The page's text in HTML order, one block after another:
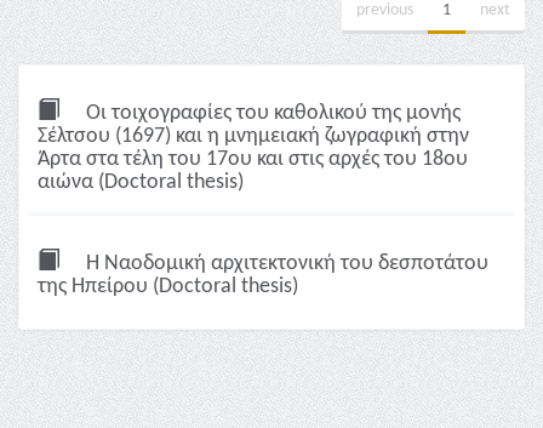
previous 1 next
Οι τοιχογραφίες του καθολικού της μονής
Σέλτσου (1697) και η μνημειακή ζωγραφική στην
Άρτα στα τέλη του 17ου και στις αρχές του 18ου
αιώνα (Doctoral thesis)
Η Ναοδομική αρχιτεκτονική του δεσποτάτου
της Ηπείρου (Doctoral thesis)